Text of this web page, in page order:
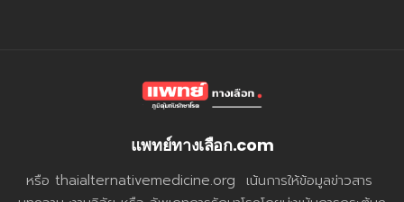
แพทย์ทางเลือก.com
หรือ thaialternativemedicine.org เน้นการให้ข้อมูลข่าวสาร